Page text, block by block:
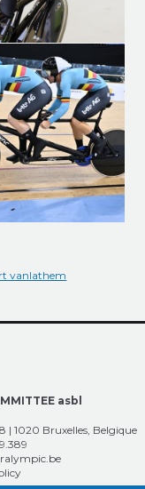
vanlathem
asbl
| 1020 Bruxelles, Belgique